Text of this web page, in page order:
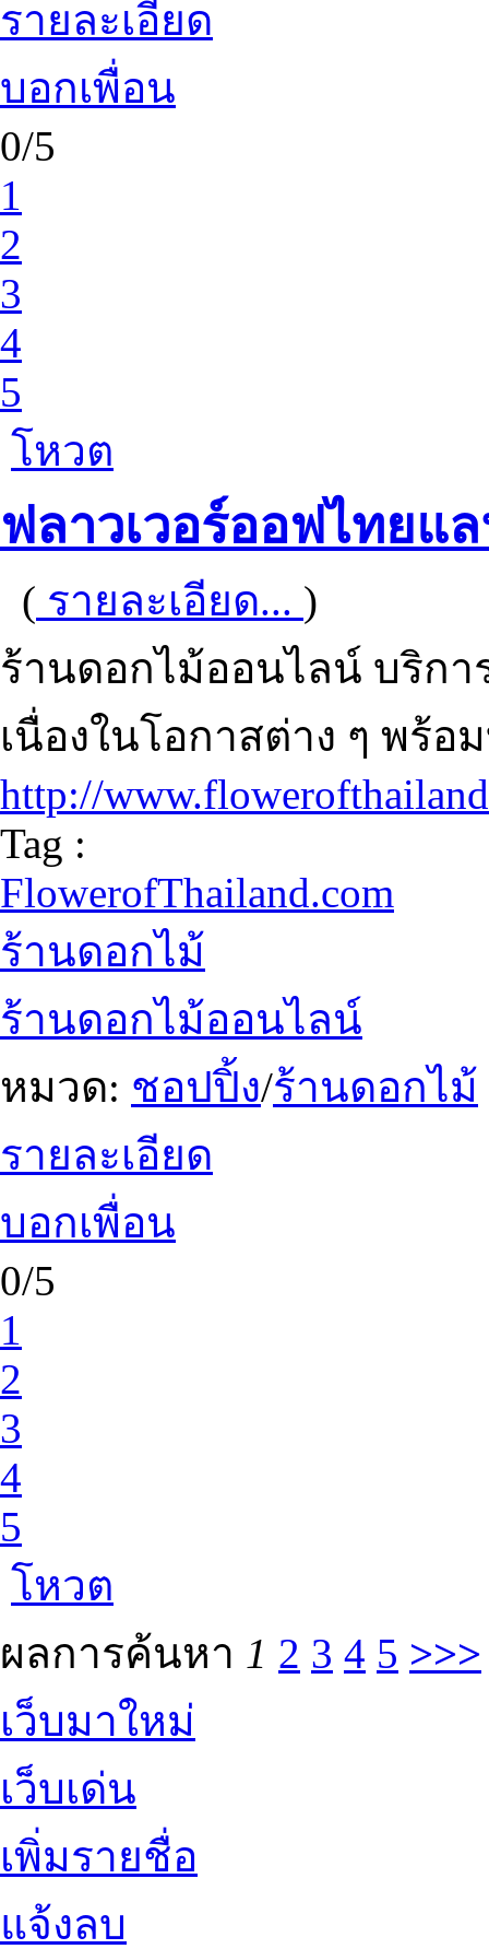
รายละเอียด
บอกเพื่อน
0/5
1
2
3
4
5
โหวต
ฟลาวเวอร์ออฟไทยแ
( รายละเอียด... )
ร้านดอกไม้ออนไลน์ บริก
เนื่องในโอกาสต่าง ๆ พร้อ
http://
Tag :
FlowerofThailand.com
ร้านดอกไม้
ร้านดอกไม้ออนไลน์
หมวด: ชอปปิ้ง/ร้านดอกไม้
รายละเอียด
บอกเพื่อน
0/5
1
2
3
4
5
โหวต
ผลการค้นหา 1 2 3 4 5 >>>
เว็บมาใหม่
เว็บเด่น
เพิ่มรายชื่อ
แจ้งลบ